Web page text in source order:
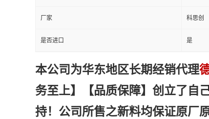
厂家 科思创
是否进口 是
本公司为华东地区长期经销代理
务至上】【品质保障】创立了自
持！公司所售之新料均保证原厂